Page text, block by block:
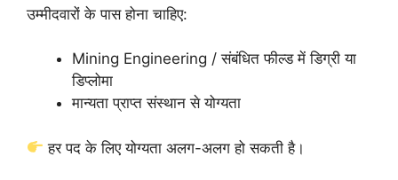
उम्मीदवारों के पास होना चाहिए:
Mining Engineering / संबंधित फील्ड में डिग्री या
डिप्लोमा
मान्यता प्राप्त संस्थान से योग्यता
हर पद के लिए योग्यता अलग-अलग हो सकती है।